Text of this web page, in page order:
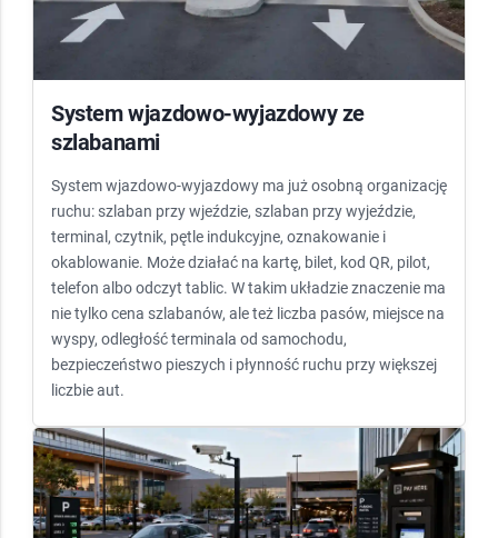
System wjazdowo-wyjazdowy ze
szlabanami
System wjazdowo-wyjazdowy ma już osobną organizację
ruchu: szlaban przy wjeździe, szlaban przy wyjeździe,
terminal, czytnik, pętle indukcyjne, oznakowanie i
okablowanie. Może działać na kartę, bilet, kod QR, pilot,
telefon albo odczyt tablic. W takim układzie znaczenie ma
nie tylko cena szlabanów, ale też liczba pasów, miejsce na
wyspy, odległość terminala od samochodu,
bezpieczeństwo pieszych i płynność ruchu przy większej
liczbie aut.